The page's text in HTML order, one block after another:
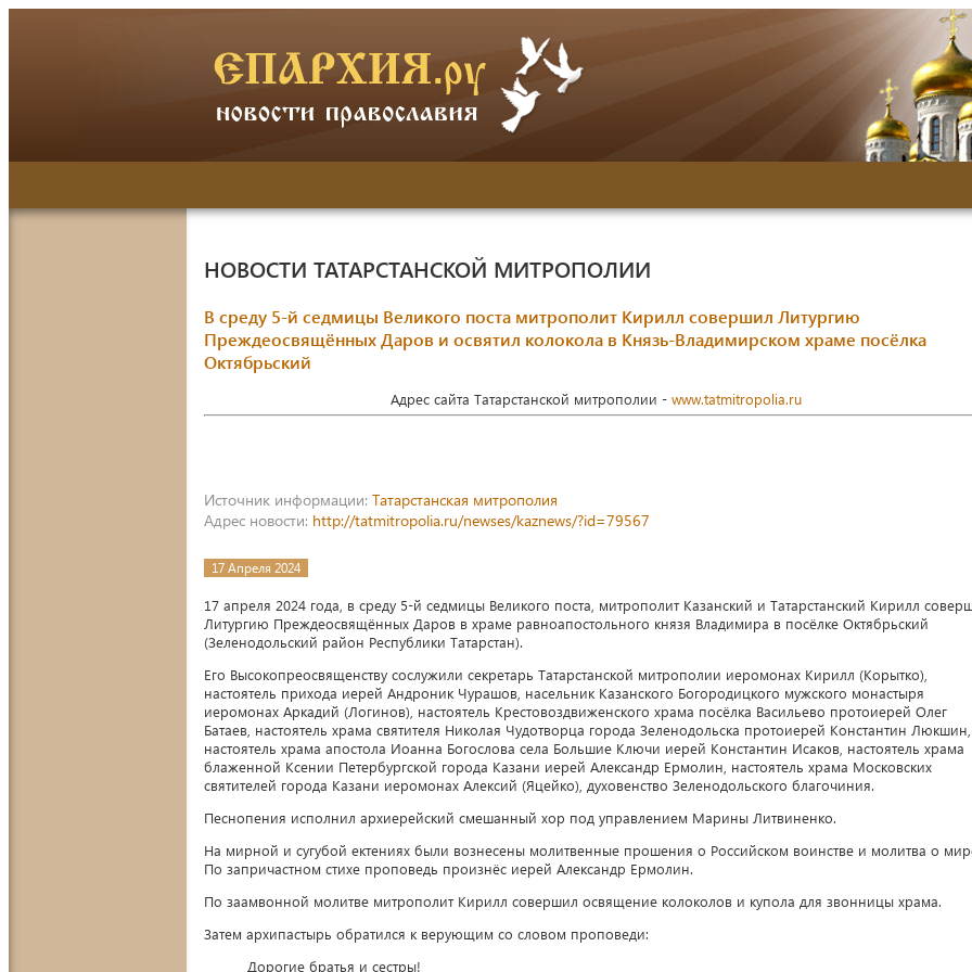
НОВОСТИ ТАТАРСТАНСКОЙ МИТРОПОЛИИ
В среду 5-й седмицы Великого поста митрополит Кирилл совершил Литургию
Преждеосвящённых Даров и освятил колокола в Князь-Владимирском храме посёлка
Октябрьский
Адрес сайта Татарстанской митрополии - www.tatmitropolia.ru
Источник информации: Татарстанская митрополия
Адрес новости: http://tatmitropolia.ru/newses/kaznews/?id=79567
17 Апреля 2024
17 апреля 2024 года, в среду 5-й седмицы Великого поста, митрополит Казанский и Татарстанский Кирилл
Литургию Преждеосвящённых Даров в храме равноапостольного князя Владимира в посёлке Октябрьский
(Зеленодольский район Республики Татарстан).
Его Высокопреосвященству сослужили секретарь Татарстанской митрополии иеромонах Кирилл (Корытко),
настоятель прихода иерей Андроник Чурашов, насельник Казанского Богородицкого мужского монастыря
иеромонах Аркадий (Логинов), настоятель Крестовоздвиженского храма посёлка Васильево протоиерей Олег
Батаев, настоятель храма святителя Николая Чудотворца города Зеленодольска протоиерей Константин Люкшин,
настоятель храма апостола Иоанна Богослова села Большие Ключи иерей Константин Исаков, настоятель храма
блаженной Ксении Петербургской города Казани иерей Александр Ермолин, настоятель храма Московских
святителей города Казани иеромонах Алексий (Яцейко), духовенство Зеленодольского благочиния.
Песнопения исполнил архиерейский смешанный хор под управлением Марины Литвиненко.
На мирной и сугубой ектениях были вознесены молитвенные прошения о Российском воинстве и молитва о
По запричастном стихе проповедь произнёс иерей Александр Ермолин.
По заамвонной молитве митрополит Кирилл совершил освящение колоколов и купола для звонницы храма.
Затем архипастырь обратился к верующим со словом проповеди:
Дорогие братья и сестры!